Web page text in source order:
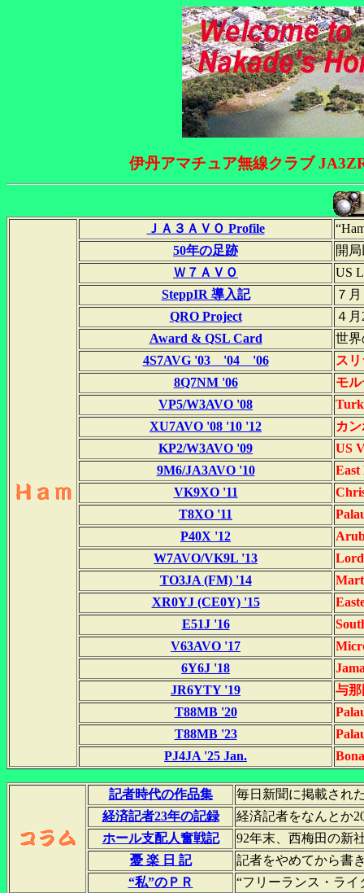
伊丹アマチュア無線クラブ
ＪＡ３ＡＶＯ Profile
50年の足跡
開
Ｗ７ＡＶＯ
US
SteppIR 導入記
７
QRO Project
４
Award & QSL Card
世
4S7AVG '03 '04 '06
ス
8Q7NM '06
モ
VP5/W3AVO '08
XU7AVO '08 '10 '12
カ
KP2/W3AVO '09
US
9M6/JA3AVO '10
East
VK9XO '11
T8XO '11
P40X '12
W7AVO/VK9L '13
TO3JA (FM) '14
XR0YJ (CE0Y) '15
E51J '16
V63AVO '17
6Y6J '18
JR6YTY '19
与
T88MB '20
T88MB '23
PJ4JA '25 Jan.
記者時代の作品集
毎日新聞に掲載され
経済記者23年の記録
経済記者をなんとか
ホール支配人奮戦記
92年末、西梅田の新
憂 楽 日 記
記者をやめてから書
“私”のＰＲ
“フリーランス・ラ